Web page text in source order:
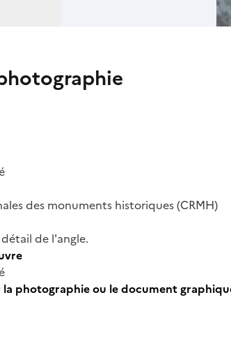
des monuments historiques (CRMH)
détail de l'angle.
photographie ou le document